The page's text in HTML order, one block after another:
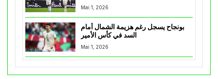
Mai 1, 2026
بونجاح يسجل رغم هزيمة الشمال أمام
السد في كأس الأمير
Mai 1, 2026